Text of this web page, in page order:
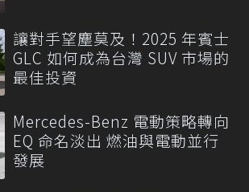
讓對手望塵莫及！2025 年賓士
GLC 如何成為台灣 SUV 市場的
最佳投資
Mercedes-Benz 電動策略轉向
EQ 命名淡出 燃油與電動並行
發展